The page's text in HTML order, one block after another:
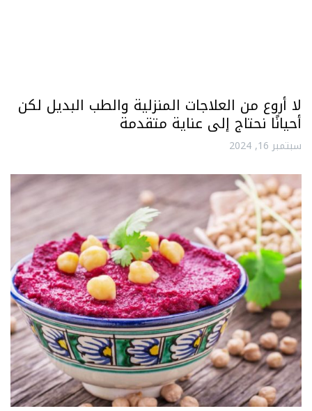
لا أروع من العلاجات المنزلية والطب البديل لكن
أحيانًا نحتاج إلى عناية متقدمة
سبتمبر 16, 2024